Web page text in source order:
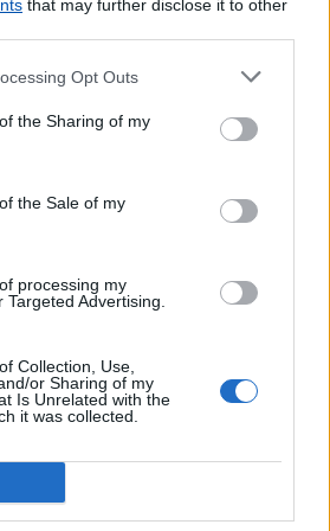
that may further disclose it to other
Opt Outs
the Sharing of my
the Sale of my
processing my
Advertising.
Collection, Use,
or Sharing of my
Is Unrelated with the
it was collected.
km)